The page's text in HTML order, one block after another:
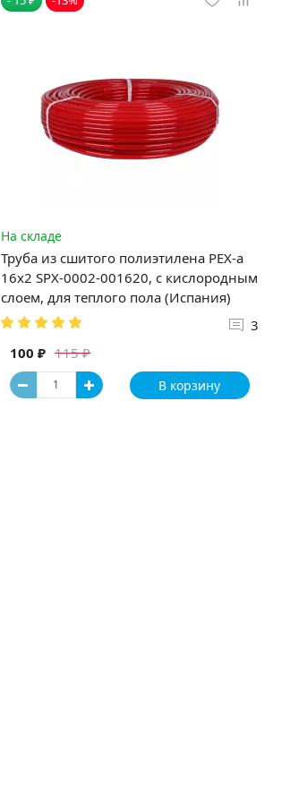
На складе
Труба из сшитого полиэтилена PEX-a
16х2 SPX-0002-001620, с кислородным
слоем, для теплого пола (Испания)
3
115 ₽
100 ₽
В корзину